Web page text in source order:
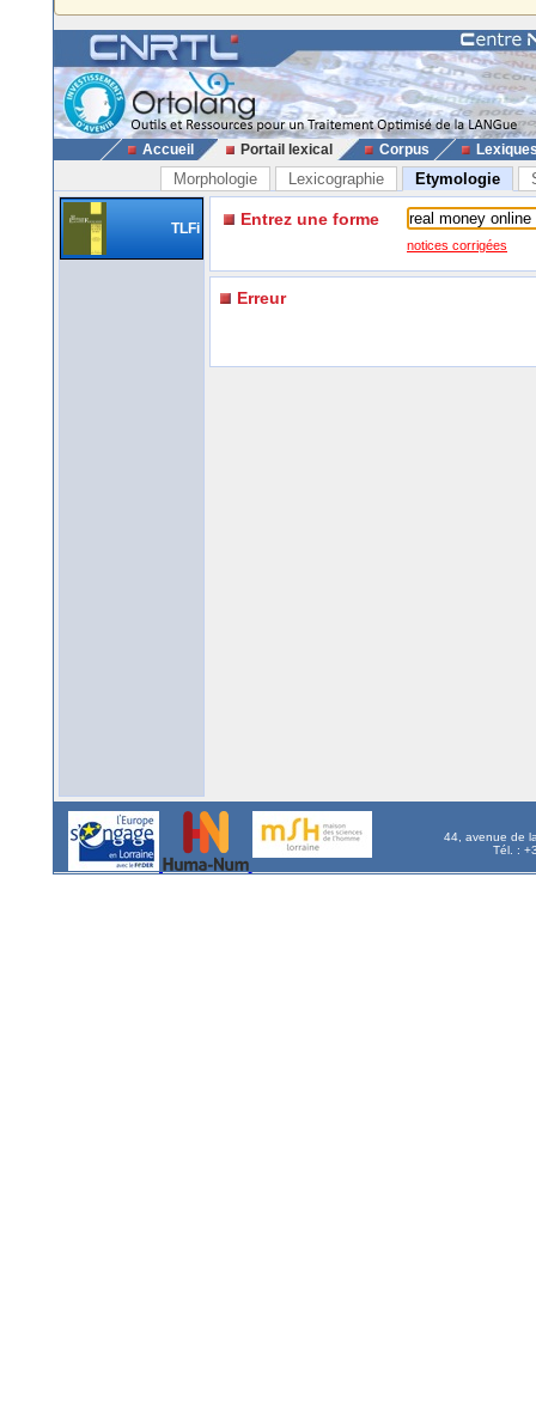
Accueil Portail lexical Corpus
Morphologie Lexicographie Etymologie
TLFi Entrez une forme
notices corrigées
Erreur
44, avenue de
Tél. :